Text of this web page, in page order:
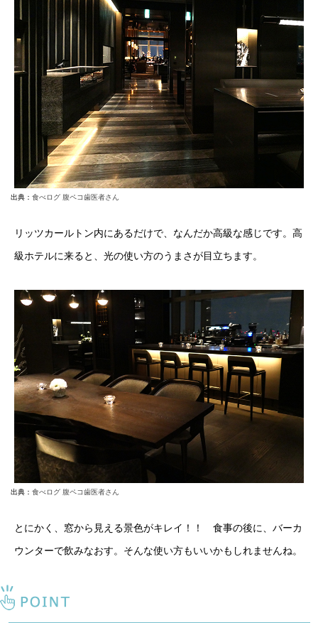
出典： 食べログ 腹ペコ歯医者さん
リッツカールトン内にあるだけで、なんだか高級な感じです。高
級ホテルに来ると、光の使い方のうまさが目立ちます。
出典： 食べログ 腹ペコ歯医者さん
とにかく、窓から見える景色がキレイ！！ 食事の後に、バーカ
ウンターで飲みなおす。そんな使い方もいいかもしれませんね。